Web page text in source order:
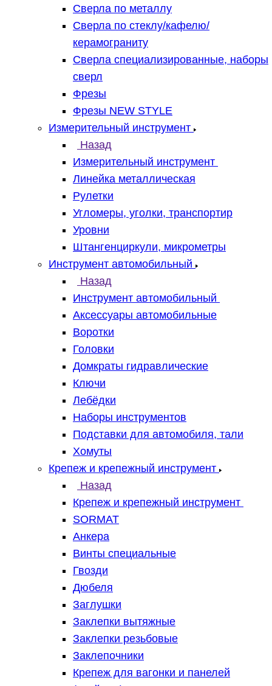
Сверла по металлу
Сверла по стеклу/кафелю/
керамограниту
Сверла специализированные, наборы
сверл
Фрезы
Фрезы NEW STYLE
Измерительный инструмент
Назад
Измерительный инструмент
Линейка металлическая
Рулетки
Угломеры, уголки, транспортир
Уровни
Штангенциркули, микрометры
Инструмент автомобильный
Назад
Инструмент автомобильный
Аксессуары автомобильные
Воротки
Головки
Домкраты гидравлические
Ключи
Лебёдки
Наборы инструментов
Подставки для автомобиля, тали
Хомуты
Крепеж и крепежный инструмент
Назад
Крепеж и крепежный инструмент
SORMAT
Анкера
Винты специальные
Гвозди
Дюбеля
Заглушки
Заклепки вытяжные
Заклепки резьбовые
Заклепочники
Крепеж для вагонки и панелей